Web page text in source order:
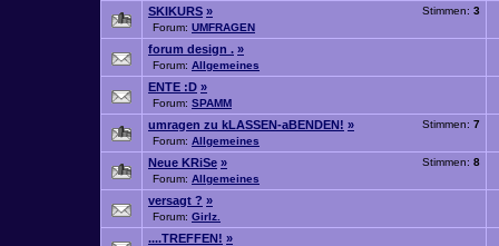
Stimmen: 3
SKIKURS »
Forum: UMFRAGEN
forum design . »
Forum: Allgemeines
ENTE :D »
Forum: SPAMM
Stimmen: 7
umragen zu kLASSEN-aBENDEN! »
Forum: Allgemeines
Stimmen: 8
Neue KRiSe »
Forum: Allgemeines
versagt ? »
Forum: Girlz.
....TREFFEN! »